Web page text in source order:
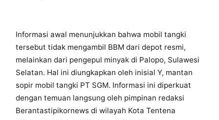
Informasi awal menunjukkan bahwa mobil tangki
tersebut tidak mengambil BBM dari depot resmi,
melainkan dari pengepul minyak di Palopo, Sulawesi
Selatan. Hal ini diungkapkan oleh inisial Y, mantan
sopir mobil tangki PT SGM. Informasi ini diperkuat
dengan temuan langsung oleh pimpinan redaksi
Berantastipikornews di wilayah Kota Tentena